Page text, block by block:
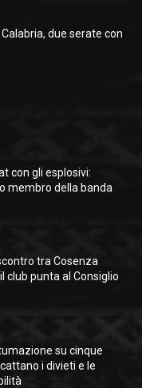
Calabria, due serate con
con gli esplosivi:
membro della banda
tra Cosenza
club punta al Consiglio
su cinque
i divieti e le